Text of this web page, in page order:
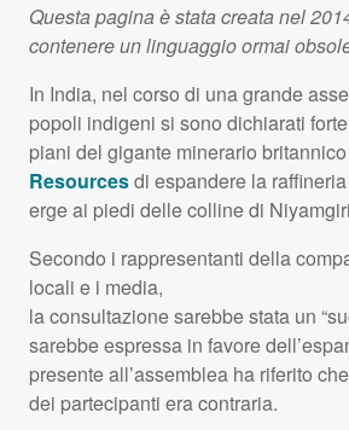
Questa pagina è stata creata nel
contenere un linguaggio ormai
In India, nel corso di una grande
popoli indigeni si sono dichiarati
piani del gigante minerario britannico
Resourcesdi espandere la
erge ai piedi delle colline di
Secondo i rappresentanti della
locali e i media,
la consultazione sarebbe stata un
sarebbe espressa in favore
presente all’assemblea ha riferito
dei partecipanti era contraria.